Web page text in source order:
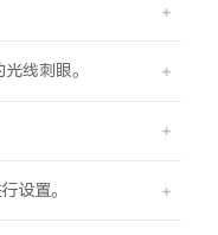
线刺眼。
设置。